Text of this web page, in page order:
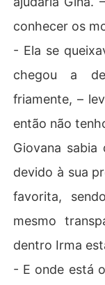
conhecer os
- Ela se
chegou a
friamente, –
então não
Giovana
devido à sua
favorita,
mesmo
dentro Irma
- E onde está